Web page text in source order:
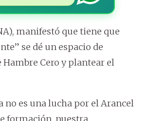
manifestó que tiene que
se dé un espacio de
Cero y plantear el
no es una lucha por el Arancel